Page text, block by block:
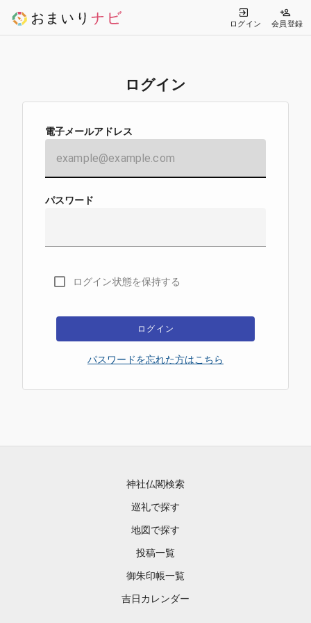
ログイン 会員登録
ログイン
電子メールアドレス
パスワード
ログイン状態を保持する
ログイン
パスワードを忘れた方はこちら
神社仏閣検索
巡礼で探す
地図で探す
投稿一覧
御朱印帳一覧
吉日カレンダー